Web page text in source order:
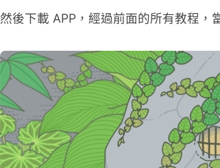
然後下載 APP，經過前面的所有教程，